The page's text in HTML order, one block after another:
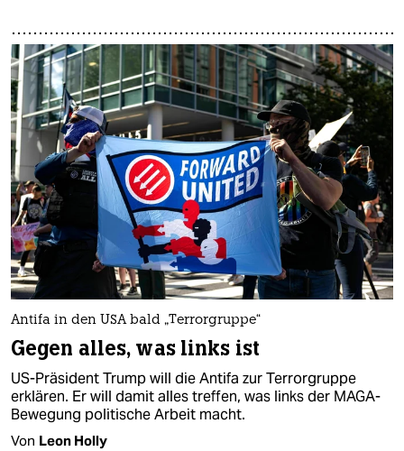
Antifa in den USA bald „Terrorgruppe“
Gegen alles, was links ist
US-Präsident Trump will die Antifa zur Terrorgruppe
erklären. Er will damit alles treffen, was links der MAGA-
Bewegung politische Arbeit macht.
Von Leon Holly